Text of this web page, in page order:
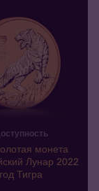
монета
Лунар 2022
Тигра